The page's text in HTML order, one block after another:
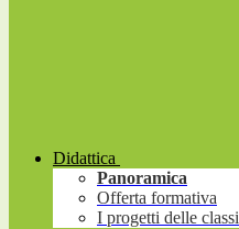
Didattica
Panoramica
Offerta formativa
I progetti delle classi